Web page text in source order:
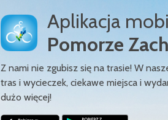
Aplikacja
Pomorze
Z nami nie zgubisz się na trasie! W
tras i wycieczek, ciekawe miejsca i
dużo więcej!